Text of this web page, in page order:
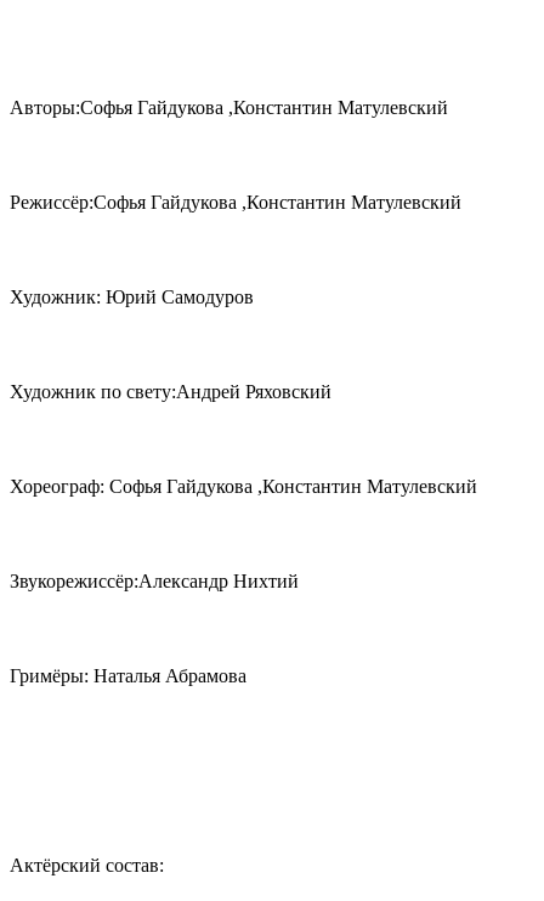
Авторы:Софья Гайдукова ,Константин Матулевский
Режиссёр:Софья Гайдукова ,Константин Матулевский
Художник: Юрий Самодуров
Художник по свету:Андрей Ряховский
Хореограф: Софья Гайдукова ,Константин Матулевский
Звукорежиссёр:Александр Нихтий
Гримёры: Наталья Абрамова
Актёрский состав: